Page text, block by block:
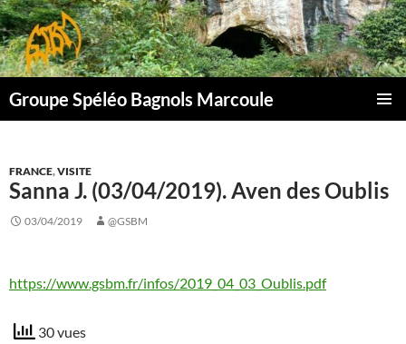
Aller
au
contenu
Groupe Spéléo Bagnols Marcoule
FRANCE,VISITE
Sanna J. (03/04/2019). Aven des Oublis
03/04/2019 @GSBM
https://www.gsbm.fr/infos/2019_04_03_Oublis.pdf
30 vues